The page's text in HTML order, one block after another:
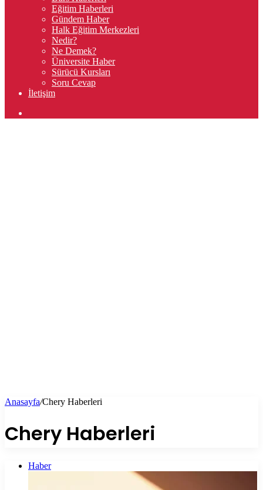
Eğitim Haberleri
Gündem Haber
Halk Eğitim Merkezleri
Nedir?
Ne Demek?
Üniversite Haber
Sürücü Kursları
Soru Cevap
İletişim
Anasayfa/Chery Haberleri
Chery Haberleri
Haber